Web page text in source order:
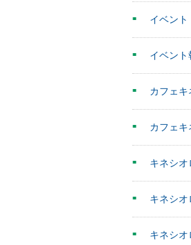
イベン
イベント
カフェキ
カフェ
キネシオ
キネシ
キネシ